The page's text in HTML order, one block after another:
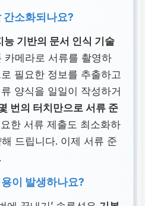
간소화되나요?
능 기반의 문서 인식 기술
카메라로 서류를 촬영하
필요한 정보를 추출하고
양식을 일일이 작성하거
번의 터치만으로 서류 준
한 서류 제출도 최소화하
드립니다. 이제 서류 준
이 발생하나요?